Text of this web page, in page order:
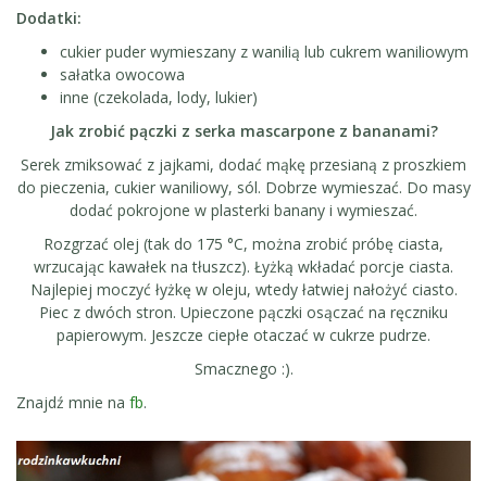
Dodatki:
cukier puder wymieszany z wanilią lub cukrem waniliowym
sałatka owocowa
inne (czekolada, lody, lukier)
Jak zrobić pączki z serka mascarpone z bananami?
Serek zmiksować z jajkami, dodać mąkę przesianą z proszkiem
do pieczenia, cukier waniliowy, sól. Dobrze wymieszać. Do masy
dodać pokrojone w plasterki banany i wymieszać.
Rozgrzać olej (tak do 175 °C, można zrobić próbę ciasta,
wrzucając kawałek na tłuszcz). Łyżką wkładać porcje ciasta.
Najlepiej moczyć łyżkę w oleju, wtedy łatwiej nałożyć ciasto.
Piec z dwóch stron. Upieczone pączki osączać na ręczniku
papierowym. Jeszcze ciepłe otaczać w cukrze pudrze.
Smacznego :).
Znajdź mnie na fb.